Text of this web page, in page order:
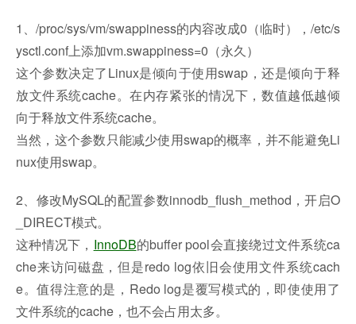
1、/proc/sys/vm/swappiness的内容改成0（临时），/etc/s
ysctl.conf上添加vm.swappiness=0（永久）
这个参数决定了Linux是倾向于使用swap，还是倾向于释
放文件系统cache。在内存紧张的情况下，数值越低越倾
向于释放文件系统cache。
当然，这个参数只能减少使用swap的概率，并不能避免Li
nux使用swap。
2、修改MySQL的配置参数innodb_flush_method，开启O
_DIRECT模式。
这种情况下， InnoDB的buffer pool会直接绕过文件系统ca
che来访问磁盘，但是redo log依旧会使用文件系统cach
e。值得注意的是，Redo log是覆写模式的，即使使用了
文件系统的cache，也不会占用太多。